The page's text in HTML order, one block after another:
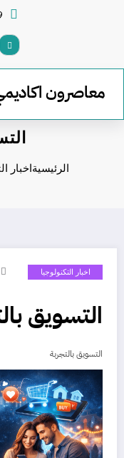
معاصرون
الرئيسية اخبار
اخبار التكنولوجيا
التسويق
التسويق بالتجربة